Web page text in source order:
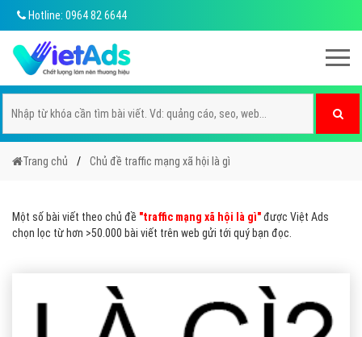
Hotline: 0964 82 6644
Trang chủ Chủ đề traffic mạng xã hội là gì
Một số bài viết theo chủ đề "traffic mạng xã hội là gì"được Việt Ads
chọn lọc từ hơn >50.000 bài viết trên web gửi tới quý bạn đọc.